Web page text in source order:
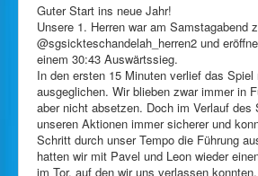
Guter Start ins neue Jahr!
Unsere 1. Herren war am Samstagabend
@sgsickteschandelah_herren2 und
einem 30:43 Auswärtssieg.
In den ersten 15 Minuten verlief das
ausgeglichen. Wir blieben zwar immer in
aber nicht absetzen. Doch im Verlauf des
unseren Aktionen immer sicherer und
Schritt durch unser Tempo die Führung
hatten wir mit Pavel und Leon wieder
im Tor, auf den wir uns verlassen